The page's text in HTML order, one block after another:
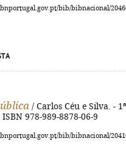
bib/bibnacional/
/ Carlos Céu e Silva. -
978-989-8878-06-9
bib/bibnacional/